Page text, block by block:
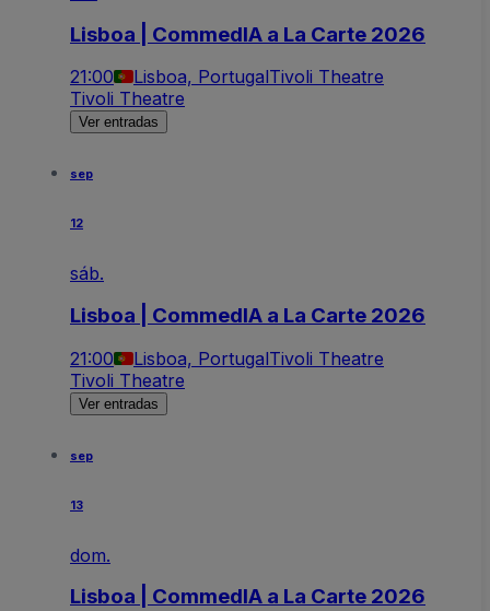
Lisboa | CommedIA a La Carte 2026
21:00 Lisboa, PortugalTivoli Theatre
Tivoli Theatre
Ver entradas
sep
12
sáb.
Lisboa | CommedIA a La Carte 2026
21:00 Lisboa, PortugalTivoli Theatre
Tivoli Theatre
Ver entradas
sep
13
dom.
Lisboa | CommedIA a La Carte 2026